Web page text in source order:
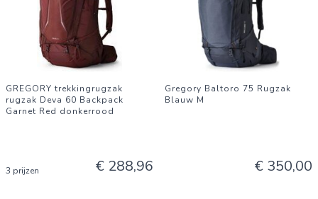
GREGORY trekkingrugzak
rugzak Deva 60 Backpack
Garnet Red donkerrood
3 prijzen € 288,96
Gregory Baltoro 75 Rugzak
Blauw M
€ 350,00